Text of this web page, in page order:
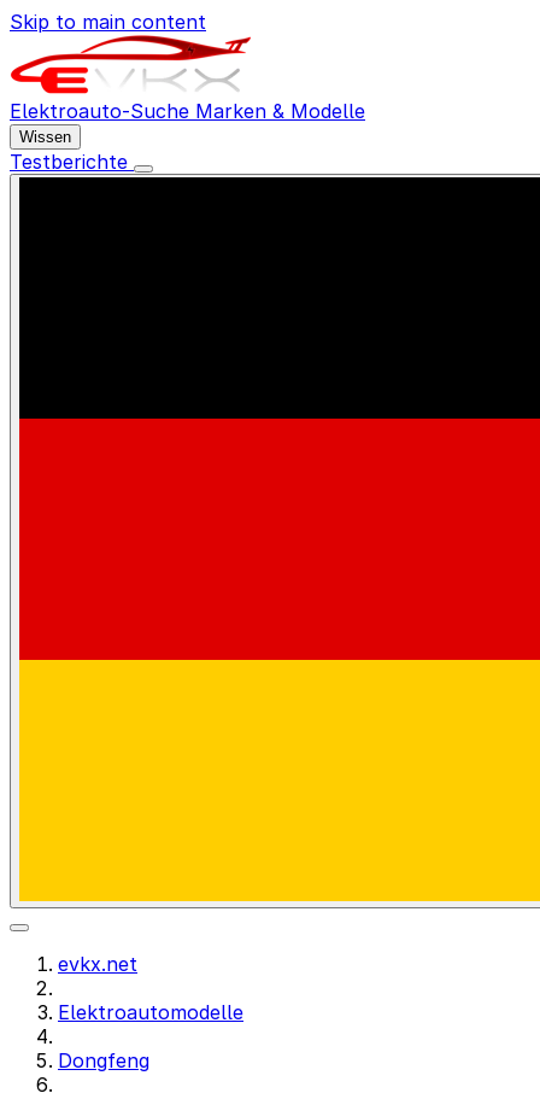
Skip to main content
Elektroauto-Suche Marken & Modelle
Wissen
Testberichte
evkx.net
Elektroautomodelle
Dongfeng